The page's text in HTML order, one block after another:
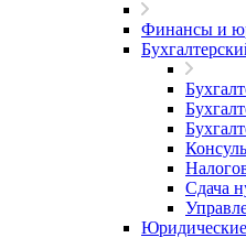
Финансы и
Сдача